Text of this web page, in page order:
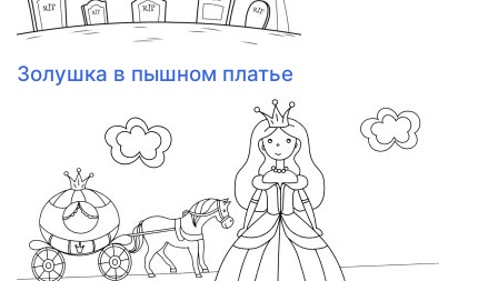
Золушка в пышном платье